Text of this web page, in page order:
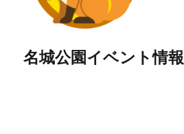
名城公園イベント情報